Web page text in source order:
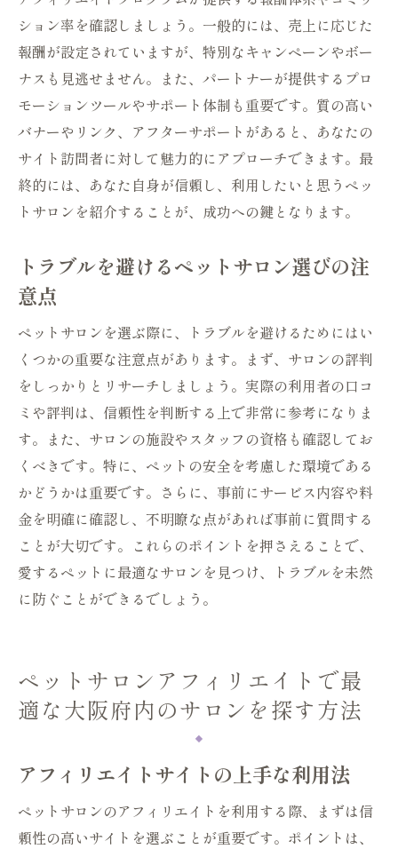
実際のユーザーの声を聞く大切さ
大阪府内の隠れた名店を見つけるヒント
ペットサロンの認証制度について
サロンスタッフの資格と経験を確認する
大阪府のペットサロン選びで役立つアフィリエ
イトの活用ポイント
アフィリエイトのメリットとデメリット
ペットサロンでのキャンペーン情報を逃さ
選び
ペットサロンの予約キャンセルポリシーを
理解する
アフィリエイトサイトの選定基準と信頼性
ション率を確認しましょう。一般的には、売上に応じた
報酬が設定されていますが、特別なキャンペーンやボー
ナスも見逃せません。また、パートナーが提供するプロ
モーションツールやサポート体制も重要です。質の高い
バナーやリンク、アフターサポートがあると、あなたの
サイト訪問者に対して魅力的にアプローチできます。最
終的には、あなた自身が信頼し、利用したいと思うペッ
トサロンを紹介することが、成功への鍵となります。
トラブルを避けるペットサロン選びの注
意点
ペットサロンを選ぶ際に、トラブルを避けるためにはい
くつかの重要な注意点があります。まず、サロンの評判
をしっかりとリサーチしましょう。実際の利用者の口コ
ミや評判は、信頼性を判断する上で非常に参考になりま
す。また、サロンの施設やスタッフの資格も確認してお
くべきです。特に、ペットの安全を考慮した環境である
かどうかは重要です。さらに、事前にサービス内容や料
金を明確に確認し、不明瞭な点があれば事前に質問する
ことが大切です。これらのポイントを押さえることで、
愛するペットに最適なサロンを見つけ、トラブルを未然
に防ぐことができるでしょう。
ペットサロンアフィリエイトで最
適な大阪府内のサロンを探す方法
アフィリエイトサイトの上手な利用法
ペットサロンのアフィリエイトを利用する際、まずは信
頼性の高いサイトを選ぶことが重要です。ポイントは、